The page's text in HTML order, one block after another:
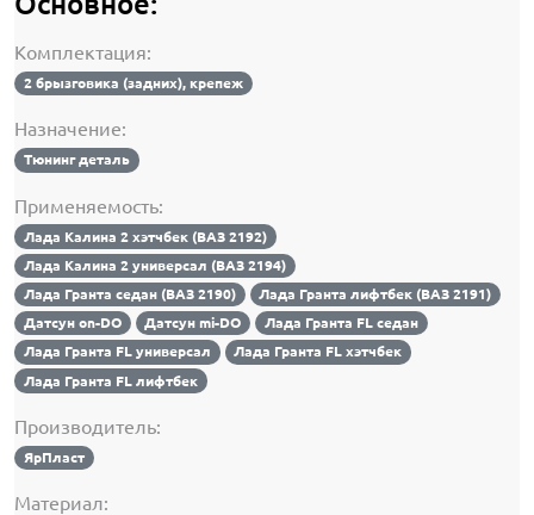
Комплектация:
2 брызговика (задних), крепеж
Назначение:
Тюнинг деталь
Применяемость:
Лада Калина 2 хэтчбек (ВАЗ 2192)
Лада Калина 2 универсал (ВАЗ 2194)
Лада Гранта седан (ВАЗ 2190)
Лада Гранта лифтбек (ВАЗ 2191)
Датсун on-DO
Датсун mi-DO
Лада Гранта FL седан
Лада Гранта FL универсал
Лада Гранта FL хэтчбек
Лада Гранта FL лифтбек
Производитель:
ЯрПласт
Материал: